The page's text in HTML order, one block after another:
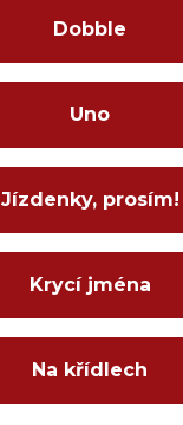
Dobble
Uno
Jízdenky, prosím!
Krycí jména
Na křídlech